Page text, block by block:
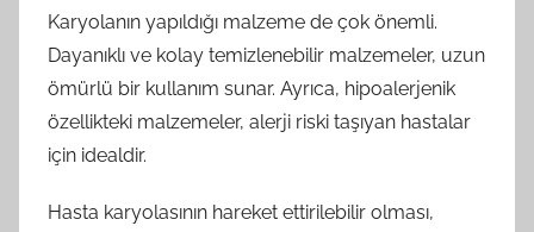
Karyolanın yapıldığı malzeme de çok önemli.
Dayanıklı ve kolay temizlenebilir malzemeler, uzun
ömürlü bir kullanım sunar. Ayrıca, hipoalerjenik
özellikteki malzemeler, alerji riski taşıyan hastalar
için idealdir.
Hasta karyolasının hareket ettirilebilir olması,